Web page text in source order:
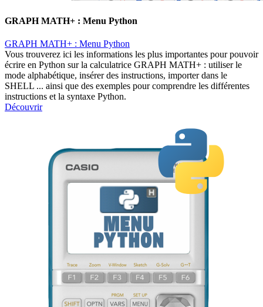
GRAPH MATH+ : Menu Python
GRAPH MATH+ : Menu Python
Vous trouverez ici les informations les plus importantes pour pouvoir
écrire en Python sur la calculatrice GRAPH MATH+ : utiliser le
mode alphabétique, insérer des instructions, importer dans le
SHELL ... ainsi que des exemples pour comprendre les différentes
instructions et la syntaxe Python.
Découvrir